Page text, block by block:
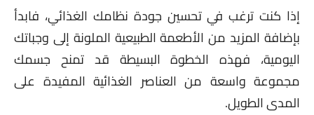
إذا كنت ترغب في تحسين جودة نظامك الغذائي، فابدأ
بإضافة المزيد من الأطعمة الطبيعية الملونة إلى وجباتك
اليومية، فهذه الخطوة البسيطة قد تمنح جسمك
مجموعة واسعة من العناصر الغذائية المفيدة على
المدى الطويل.